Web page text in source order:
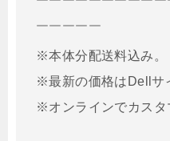
￣￣￣￣￣￣￣￣￣
￣￣￣￣￣
※本体分配送料込み。
※最新の価格はDellサ
※オンラインでカスタ